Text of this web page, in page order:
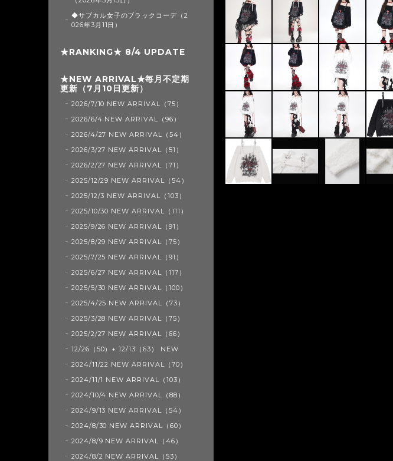
◆サブカル女子のブラックコーデ（2
026年3月11日）
★RANKING★ 8/4 UPDATE
★NEW ARRIVAL★毎月不定期
更新（7月10日更新）
2026/7/10 NEW ARRIVAL（75）
2026/6/4 NEW ARRIVAL（96）
2026/4/27 NEW ARRIVAL（54）
2026/3/27 NEW ARRIVAL（51）
2026/2/27 NEW ARRIVAL（71）
2025/12/29 NEW ARRIVAL（54）
2025/12/3 NEW ARRIVAL（103）
2025/10/30 NEW ARRIVAL（111）
2025/9/26 NEW ARRIVAL（91）
2025/8/29 NEW ARRIVAL（75）
2025/7/25 NEW ARRIVAL（91）
2025/6/27 NEW ARRIVAL（117）
2025/5/30 NEW ARRIVAL（100）
2025/4/25 NEW ARRIVAL（73）
2025/3/28 NEW ARRIVAL（75）
2025/2/27 NEW ARRIVAL（66）
12/26（50）+ 12/13（63） NEW
2024/11/22 NEW ARRIVAL（70）
2024/11/1 NEW ARRIVAL（103）
2024/10/4 NEW ARRIVAL（88）
2024/9/13 NEW ARRIVAL（54）
2024/8/30 NEW ARRIVAL（60）
2024/8/9 NEW ARRIVAL（46）
2024/8/2 NEW ARRIVAL（53）